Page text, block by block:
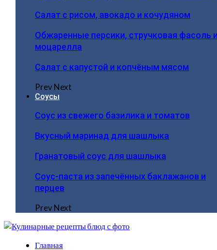
Салат с рисом, авокадо и кочудяном
Обжаренные персики, стручковая фасоль
моцарелла
Салат с капустой и копчёным мясом
PrevNext
Соусы
Соус из свежего базилика и томатов
Вкусный маринад для шашлыка
Гранатовый соус для шашлыка
Соус-паста из запечённых баклажанов и
перцев
PrevNext
Главная